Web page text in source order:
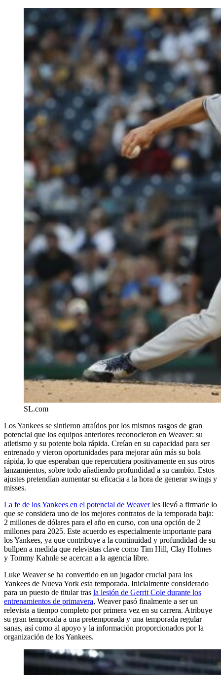
SL.com
Los Yankees se sintieron atraídos por los mismos rasgos de gran
potencial que los equipos anteriores reconocieron en Weaver: su
atletismo y su potente bola rápida. Creían en su capacidad para ser
entrenado y vieron oportunidades para mejorar aún más su bola
rápida, lo que esperaban que repercutiera positivamente en sus otros
lanzamientos, sobre todo añadiendo profundidad a su cambio. Estos
ajustes pretendían aumentar su eficacia a la hora de generar swings y
misses.
La fe de los Yankees en el potencial de Weaverles llevó a firmarle lo
que se considera uno de los mejores contratos de la temporada baja:
2 millones de dólares para el año en curso, con una opción de 2
millones para 2025. Este acuerdo es especialmente importante para
los Yankees, ya que contribuye a la continuidad y profundidad de su
bullpen a medida que relevistas clave como Tim Hill, Clay Holmes
y Tommy Kahnle se acercan a la agencia libre.
Luke Weaver se ha convertido en un jugador crucial para los
Yankees de Nueva York esta temporada. Inicialmente considerado
para un puesto de titular tras la lesión de Gerrit Cole durante los
entrenamientos de primavera, Weaver pasó finalmente a ser un
relevista a tiempo completo por primera vez en su carrera. Atribuye
su gran temporada a una pretemporada y una temporada regular
sanas, así como al apoyo y la información proporcionados por la
organización de los Yankees.